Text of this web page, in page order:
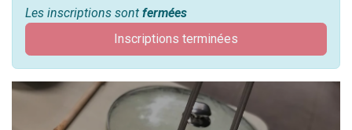
Les inscriptions sont fermées
Inscriptions terminées